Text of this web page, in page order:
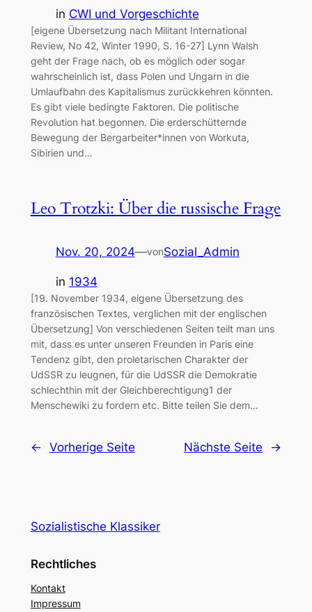
in CWI und Vorgeschichte
[eigene Übersetzung nach Militant International
Review, No 42, Winter 1990, S. 16-27] Lynn Walsh
geht der Frage nach, ob es möglich oder sogar
wahrscheinlich ist, dass Polen und Ungarn in die
Umlaufbahn des Kapitalismus zurückkehren könnten.
Es gibt viele bedingte Faktoren. Die politische
Revolution hat begonnen. Die erderschütternde
Bewegung der Bergarbeiter*innen von Workuta,
Sibirien und…
Leo Trotzki: Über die russische Frage
Nov. 20, 2024—vonSozial_Admin
in 1934
[19. November 1934, eigene Übersetzung des
französischen Textes, verglichen mit der englischen
Übersetzung] Von verschiedenen Seiten teilt man uns
mit, dass es unter unseren Freunden in Paris eine
Tendenz gibt, den proletarischen Charakter der
UdSSR zu leugnen, für die UdSSR die Demokratie
schlechthin mit der Gleichberechtigung1 der
Menschewiki zu fordern etc. Bitte teilen Sie dem…
← Vorherige Seite Nächste Seite →
Sozialistische Klassiker
Rechtliches
Kontakt
Impressum